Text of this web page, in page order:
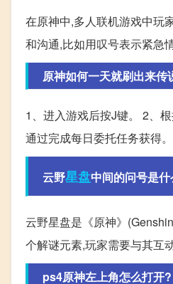
在原神中,多人联机游戏中玩
和沟通,比如用叹号表示紧急情
原神如何一天就刷出来传
1、进入游戏后按J键。 2、
通过完成每日委托任务获得。
云野星盘中间的问号是
云野星盘是《原神》
个解谜元素,玩家需要与其互动
ps4原神左上角怎么打开?